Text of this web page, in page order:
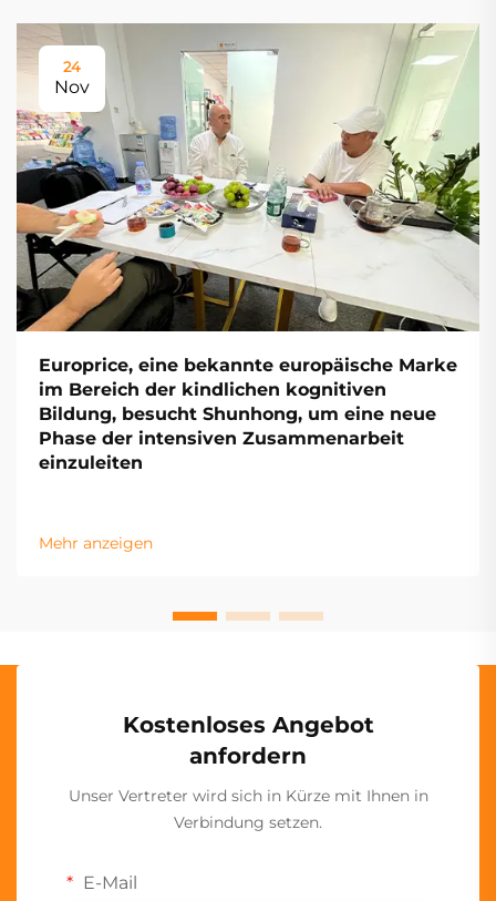
24
Nov
Europrice, eine bekannte europäische Marke
im Bereich der kindlichen kognitiven
Bildung, besucht Shunhong, um eine neue
Phase der intensiven Zusammenarbeit
einzuleiten
Mehr anzeigen
Kostenloses Angebot
anfordern
Unser Vertreter wird sich in Kürze mit Ihnen in
Verbindung setzen.
E-Mail